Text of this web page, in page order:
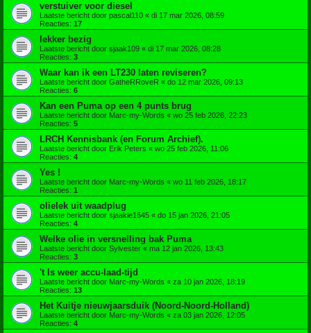
verstuiver voor diesel
Laatste bericht door pascal110 « di 17 mar 2026, 08:59
Reacties: 17
lekker bezig
Laatste bericht door sjaak109 « di 17 mar 2026, 08:28
Reacties: 3
Waar kan ik een LT230 laten reviseren?
Laatste bericht door GatheRRoveR « do 12 mar 2026, 09:13
Reacties: 6
Kan een Puma op een 4 punts brug
Laatste bericht door Marc-my-Words « wo 25 feb 2026, 22:23
Reacties: 5
LRCH Kennisbank (en Forum Archief).
Laatste bericht door Erik Peters « wo 25 feb 2026, 11:06
Reacties: 4
Yes !
Laatste bericht door Marc-my-Words « wo 11 feb 2026, 18:17
Reacties: 1
olielek uit waadplug
Laatste bericht door sjaakie1645 « do 15 jan 2026, 21:05
Reacties: 4
Welke olie in versnelling bak Puma
Laatste bericht door Sylvester « ma 12 jan 2026, 13:43
Reacties: 3
't Is weer accu-laad-tijd
Laatste bericht door Marc-my-Words « za 10 jan 2026, 18:19
Reacties: 13
Het Kuitje nieuwjaarsduik (Noord-Noord-Holland)
Laatste bericht door Marc-my-Words « za 03 jan 2026, 12:05
Reacties: 4